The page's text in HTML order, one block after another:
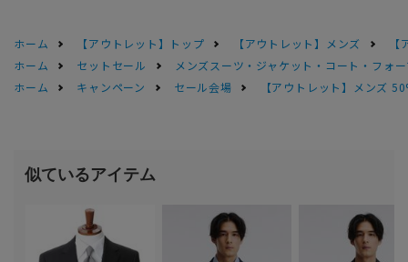
ホーム 【アウトレット】トップ 【アウトレット】メンズ
ホーム
セットセール
メンズスーツ・ジャケット・コート・フォ
ホーム
キャンペーン セール会場 【アウトレット】メンズ